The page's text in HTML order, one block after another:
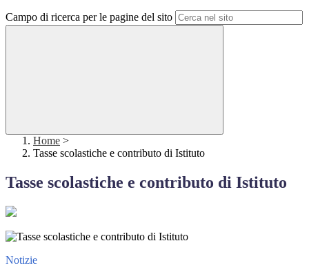
Campo di ricerca per le pagine del sito
Home >
Tasse scolastiche e contributo di Istituto
Tasse scolastiche e contributo di Istituto
Notizie